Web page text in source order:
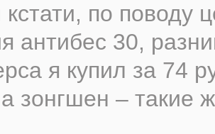
по поводу
антибес 30,
я купил за 74
зонгшен – такие